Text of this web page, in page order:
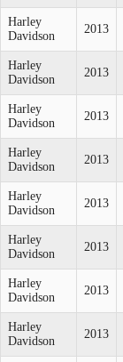
Harley
Davidson
2013
Harley
Davidson
2013
Harley
Davidson
2013
Harley
Davidson
2013
Harley
Davidson
2013
Harley
Davidson
2013
Harley
Davidson
2013
Harley
Davidson
2013